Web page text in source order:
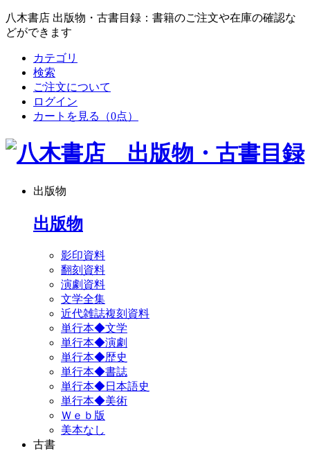
八木書店 出版物・古書目録：書籍のご注文や在庫の確認な
どができます
カテゴリ
検索
ご注文について
ログイン
カートを見る
（0点）
出版物
出版物
影印資料
翻刻資料
演劇資料
文学全集
近代雑誌複刻資料
単行本◆文学
単行本◆演劇
単行本◆歴史
単行本◆書誌
単行本◆日本語史
単行本◆美術
Ｗｅｂ版
美本なし
古書